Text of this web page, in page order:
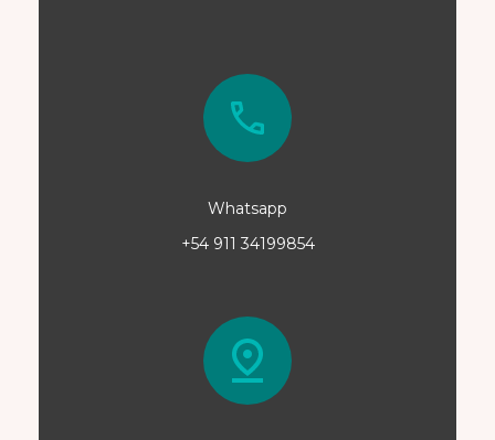
Whatsapp
+54 911 34199854